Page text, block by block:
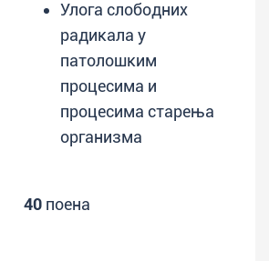
Улога слободних
радикала у
патолошким
процесима и
процесима старења
организма
40 поена